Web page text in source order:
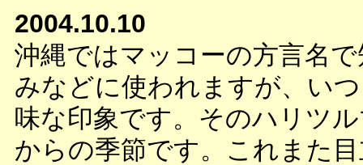
2004.10.10
沖縄ではマッコーの方言名
みなどに使われますが、い
味な印象です。そのハリツ
からの季節です。これまた